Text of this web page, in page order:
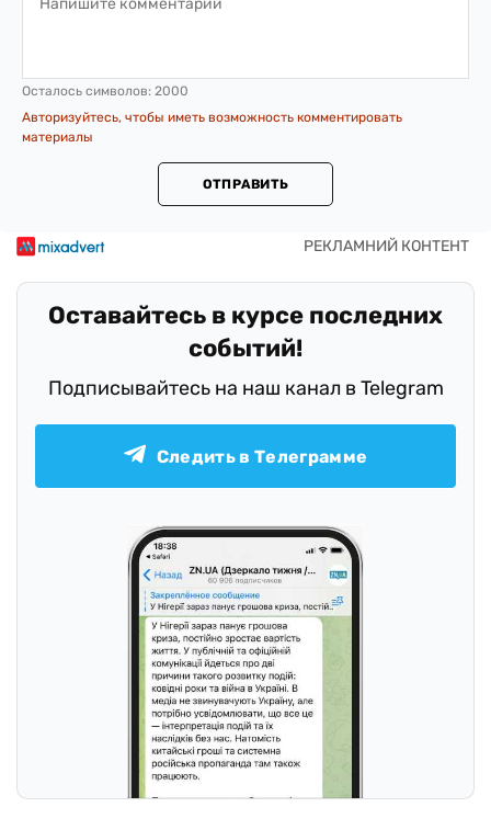
Осталось символов: 2000
Авторизуйтесь, чтобы иметь возможность комментировать
материалы
ОТПРАВИТЬ
Оставайтесь в курсе последних
событий!
Подписывайтесь на наш канал в Telegram
Следить в Телеграмме